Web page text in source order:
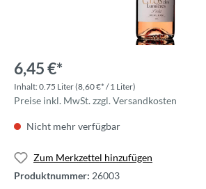
6,45 €*
Inhalt:0.75 Liter(8,60 €* / 1 Liter)
Preise inkl. MwSt. zzgl. Versandkosten
Nicht mehr verfügbar
Zum Merkzettel hinzufügen
Produktnummer: 26003